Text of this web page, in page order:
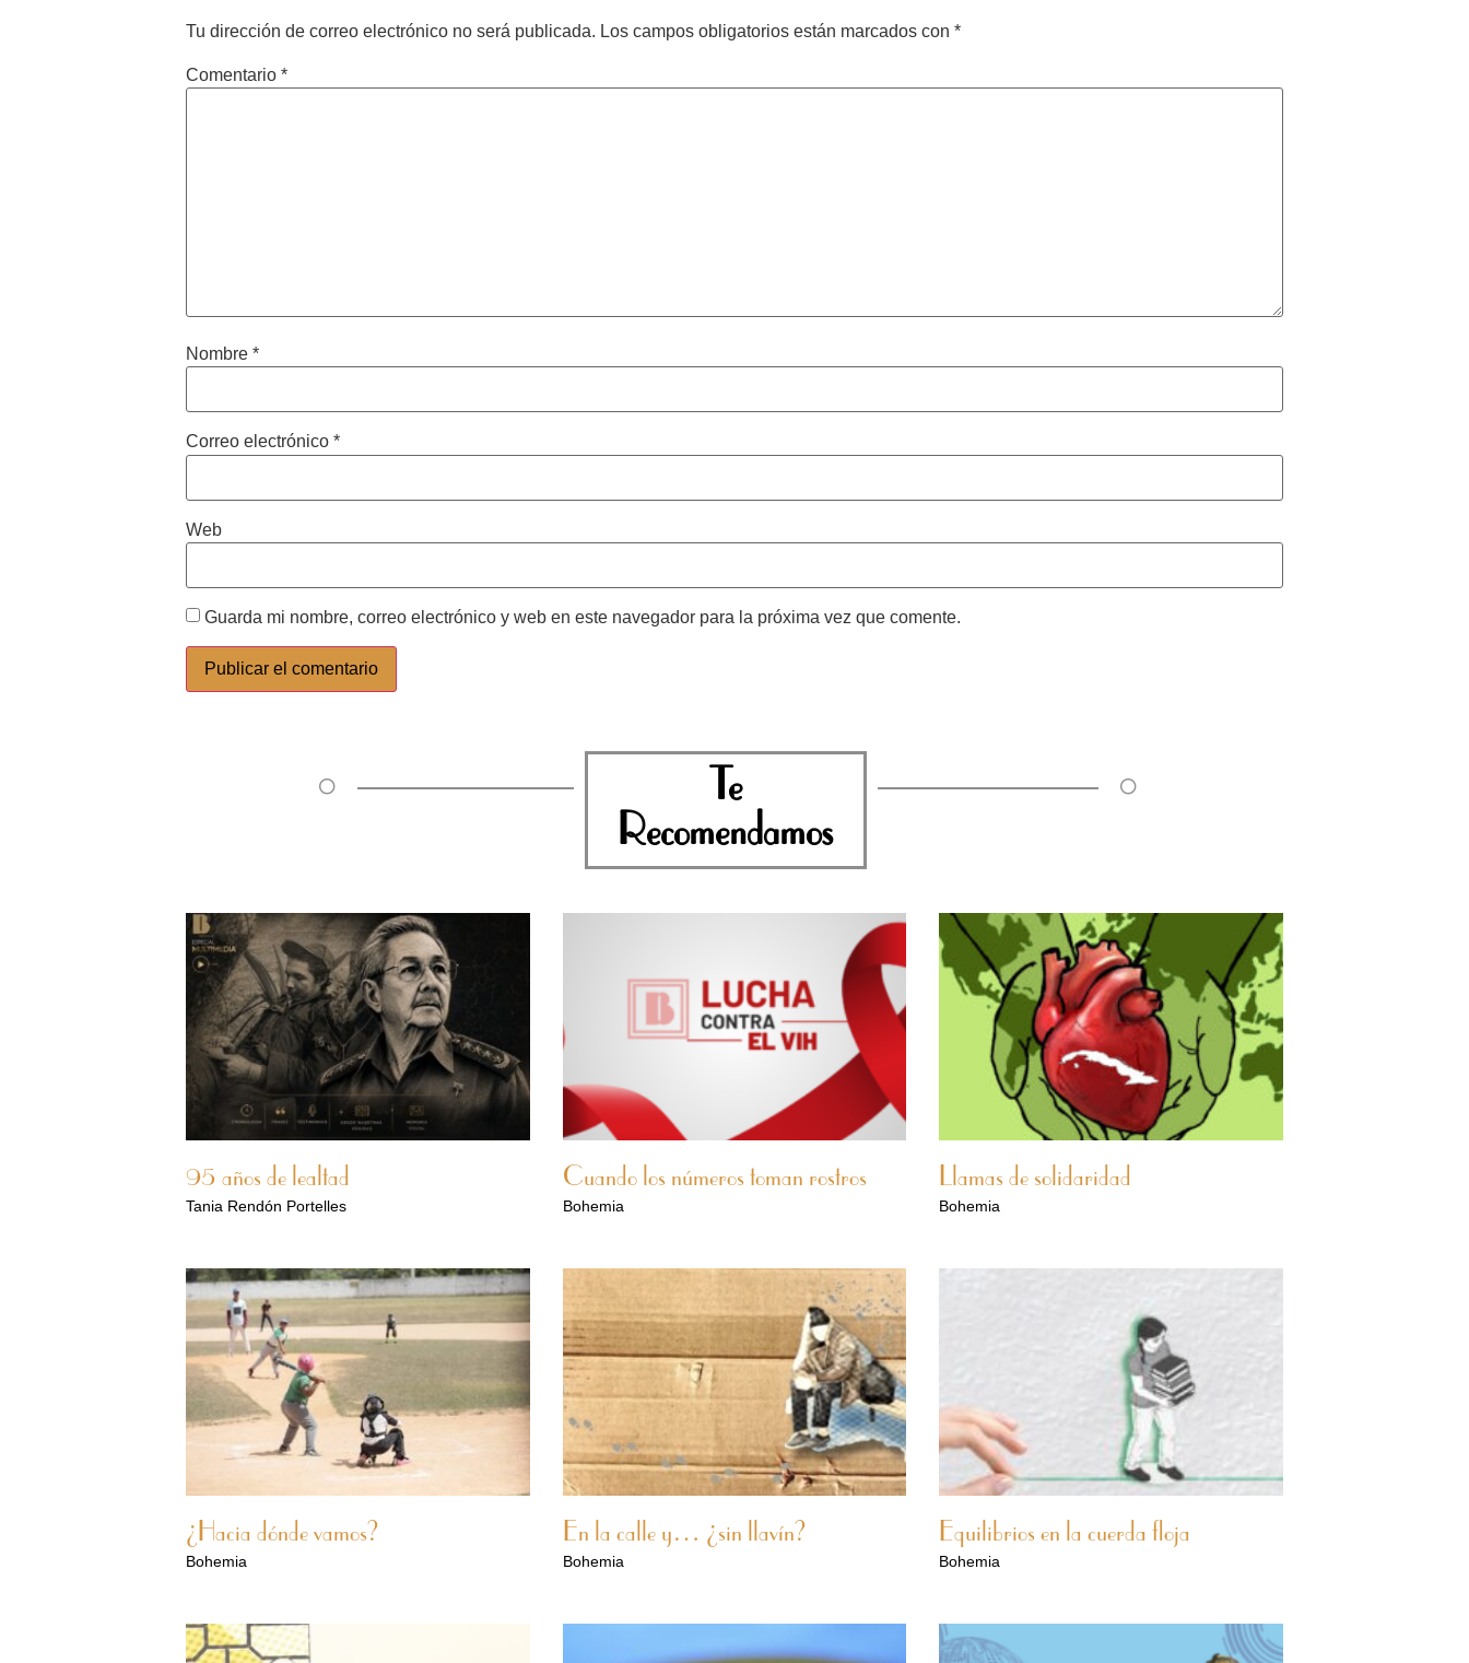
Tu dirección de correo electrónico no será publicada. Los campos obligatorios están marcados con *
Comentario *
Nombre *
Correo electrónico *
Web
Guarda mi nombre, correo electrónico y web en este navegador para la próxima vez que comente.
Te
Recomendamos
95 años de lealtad
Tania Rendón Portelles
Cuando los números toman rostros
Bohemia
Llamas de solidaridad
Bohemia
¿Hacia dónde vamos?
Bohemia
En la calle y… ¿sin llavín?
Bohemia
Equilibrios en la cuerda floja
Bohemia